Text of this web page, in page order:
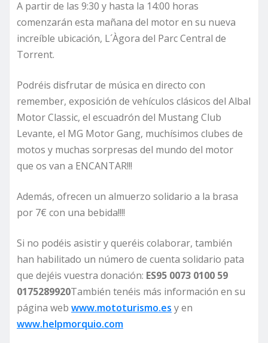
A partir de las 9:30 y hasta la 14:00 horas
comenzarán esta mañana del motor en su nueva
increíble ubicación, L´Àgora del Parc Central de
Torrent.
Podréis disfrutar de música en directo con
remember, exposición de vehículos clásicos del Albal
Motor Classic, el escuadrón del Mustang Club
Levante, el MG Motor Gang, muchísimos clubes de
motos y muchas sorpresas del mundo del motor
que os van a ENCANTAR!!!
Además, ofrecen un almuerzo solidario a la brasa
por 7€ con una bebida!!!!
Si no podéis asistir y queréis colaborar, también
han habilitado un número de cuenta solidario pata
que dejéis vuestra donación: ES95 0073 0100 59
0175289920También tenéis más información en su
página web www.mototurismo.es y en
www.helpmorquio.com